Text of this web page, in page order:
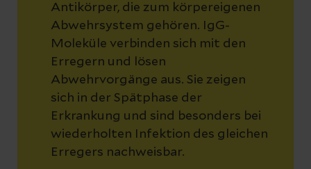
Antikörper, die zum körpereigenen
Abwehrsystem gehören. IgG-
Moleküle verbinden sich mit den
Erregern und lösen
Abwehrvorgänge aus. Sie zeigen
sich in der Spätphase der
Erkrankung und sind besonders bei
wiederholten Infektion des gleichen
Erregers nachweisbar.